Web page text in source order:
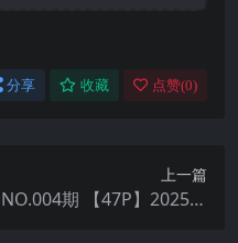
分享 收藏 点赞(0)
上一篇
期 【47P】2025年